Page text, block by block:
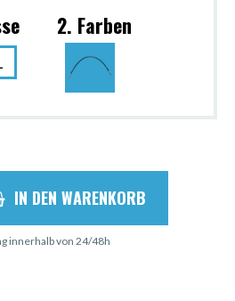
2. Farben
IN DEN WARENKORB
innerhalb von 24/48h